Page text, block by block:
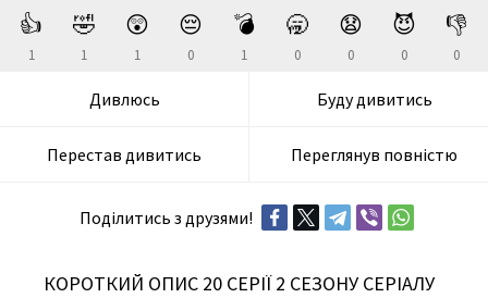
👍
1
🤣
1
😲
1
😔
0
💣
1
🥱
0
😧
0
😈
0
👎
0
Дивлюсь Буду дивитись
Перестав дивитись Переглянув повністю
Поділитись з друзями!
КОРОТКИЙ ОПИС 20 СЕРІЇ 2 СЕЗОНУ СЕРІАЛУ